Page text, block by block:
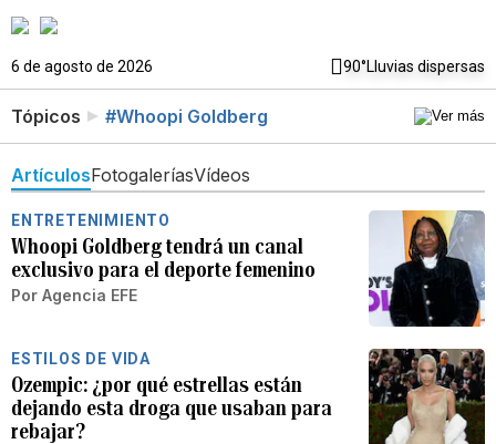
6 de agosto de 2026 90°Lluvias dispersas
Tópicos #Whoopi Goldberg
ArtículosFotogaleríasVídeos
ENTRETENIMIENTO
Whoopi Goldberg tendrá un canal
exclusivo para el deporte femenino
Por Agencia EFE
ESTILOS DE VIDA
Ozempic: ¿por qué estrellas están
dejando esta droga que usaban para
rebajar?